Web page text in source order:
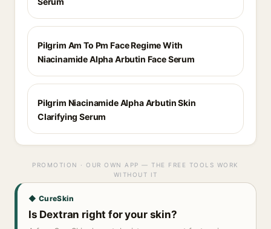
Pilgrim Am To Pm Face Regime With
Niacinamide Alpha Arbutin Face Serum
Pilgrim Niacinamide Alpha Arbutin Skin
Clarifying Serum
PROMOTION · OUR OWN APP — THE FREE TOOLS WORK
WITHOUT IT
◆ CureSkin
Is Dextran right for your skin?